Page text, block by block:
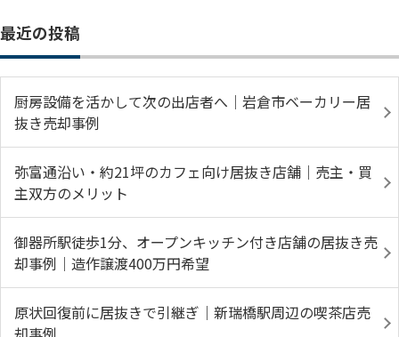
最近の投稿
厨房設備を活かして次の出店者へ｜岩倉市ベーカリー居
抜き売却事例
弥富通沿い・約21坪のカフェ向け居抜き店舗｜売主・買
主双方のメリット
御器所駅徒歩1分、オープンキッチン付き店舗の居抜き売
却事例｜造作譲渡400万円希望
原状回復前に居抜きで引継ぎ｜新瑞橋駅周辺の喫茶店売